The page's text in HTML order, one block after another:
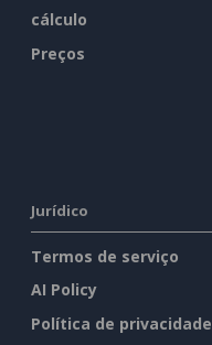
cálculo
Preços
Jurídico
Termos de serviço
AI Policy
Política de privacidade